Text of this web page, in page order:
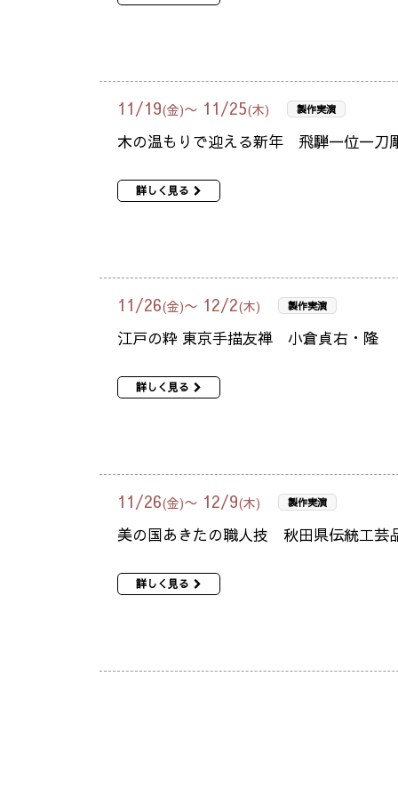
11/19(金)〜 11/25(木) 製作実演
木の温もりで迎える新年 飛騨一位一刀
詳しく見る
11/26(金)〜 12/2(木) 製作実演
江戸の粋 東京手描友禅 小倉貞右・隆
詳しく見る
11/26(金)〜 12/9(木) 製作実演
美の国あきたの職人技 秋田県伝統工芸
詳しく見る